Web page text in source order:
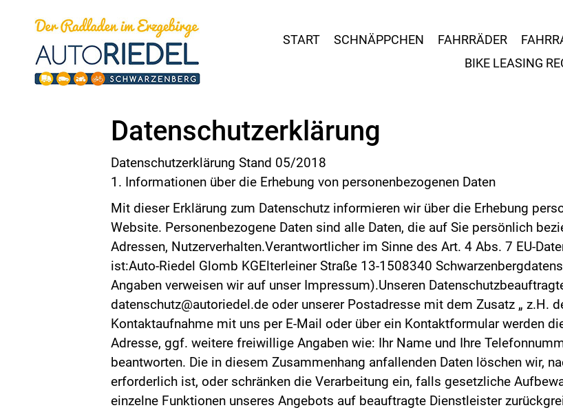
START SCHNÄPPCHEN FAHRRÄDER
BIKE LEASING
Datenschutzerklärung
Datenschutzerklärung Stand 05/2018
1. Informationen über die Erhebung von personenbezogenen Daten
Mit dieser Erklärung zum Datenschutz informieren wir über die Erhebung
Website. Personenbezogene Daten sind alle Daten, die auf Sie persönlich
Adressen, Nutzerverhalten.Verantwortlicher im Sinne des Art. 4 Abs. 7 EU-
ist:Auto-Riedel Glomb KGElterleiner Straße 13-1508340
Angaben verweisen wir auf unser Impressum).Unseren
datenschutz@autoriedel.de oder unserer Postadresse mit dem Zusatz „ z.H.
Kontaktaufnahme mit uns per E-Mail oder über ein Kontaktformular werden
Adresse, ggf. weitere freiwillige Angaben wie: Ihr Name und Ihre
beantworten. Die in diesem Zusammenhang anfallenden Daten löschen wir,
erforderlich ist, oder schränken die Verarbeitung ein, falls gesetzliche
einzelne Funktionen unseres Angebots auf beauftragte Dienstleister